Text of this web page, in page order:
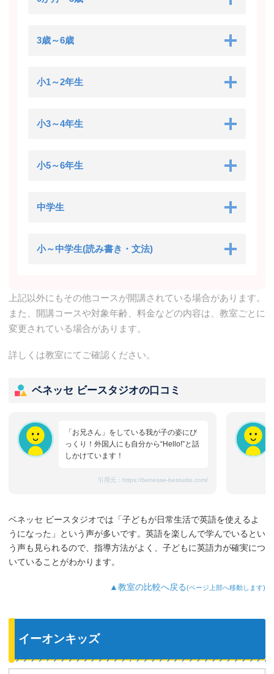
3歳～6歳
小1～2年生
小3～4年生
小5～6年生
中学生
小～中学生(読み書き・文法)
上記以外にもその他コースが開講されている場合があります。
また、開講コースや対象年齢、料金などの内容は、教室ごとに
変更されている場合があります。
詳しくは教室にてご確認ください。
ベネッセ ビースタジオの口コミ
「お兄さん」をしている我が子の姿にび
っくり！外国人にも自分から“Hello!”と話
しかけています！
引用元： https://benesse-bestudio.com/
ベネッセ ビースタジオでは「子どもが日常生活で英語を使えるよ
うになった」という声が多いです。英語を楽しんで学んでいるとい
う声も見られるので、指導方法がよく、子どもに英語力が確実につ
いていることがわかります。
▲教室の比較へ戻る(ページ上部へ移動します)
イーオンキッズ